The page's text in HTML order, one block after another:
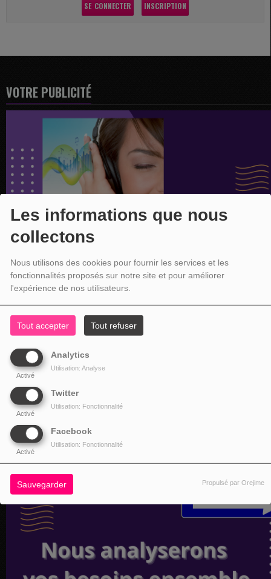
Les informations que nous
collectons
Nous utilisons des cookies pour fournir les services et les
fonctionnalités proposés sur notre site et pour améliorer
l'expérience de nos utilisateurs.
Tout accepter Tout refuser
Analytics
Activé
Utilisation: Analyse
Twitter
Activé
Utilisation: Fonctionnalité
Facebook
Activé
Utilisation: Fonctionnalité
Sauvegarder Propulsé par Orejime
SE CONNECTER INSCRIPTION
VOTRE PUBLICITÉ